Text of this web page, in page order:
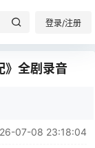
登录/注册
》全剧录音
07-08 23:18:04